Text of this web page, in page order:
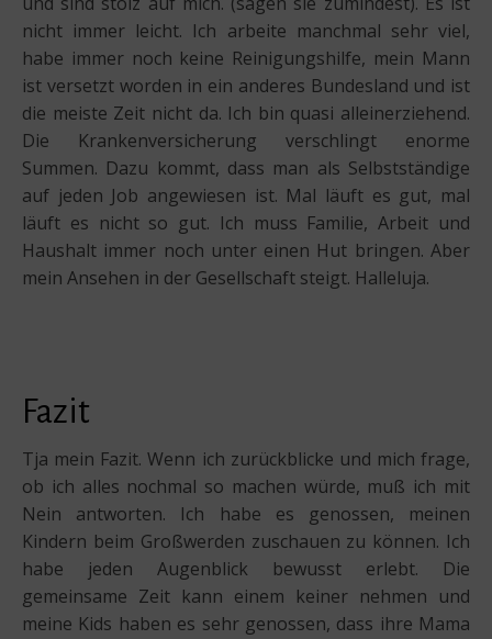
nicht immer leicht. Ich arbeite manchmal sehr viel,
habe immer noch keine Reinigungshilfe, mein Mann
ist versetzt worden in ein anderes Bundesland und ist
die meiste Zeit nicht da. Ich bin quasi alleinerziehend.
Die Krankenversicherung verschlingt enorme
Summen. Dazu kommt, dass man als Selbstständige
auf jeden Job angewiesen ist. Mal läuft es gut, mal
läuft es nicht so gut. Ich muss Familie, Arbeit und
Haushalt immer noch unter einen Hut bringen. Aber
mein Ansehen in der Gesellschaft steigt. Halleluja.
Fazit
Tja mein Fazit. Wenn ich zurückblicke und mich frage,
ob ich alles nochmal so machen würde, muß ich mit
Nein antworten. Ich habe es genossen, meinen
Kindern beim Großwerden zuschauen zu können. Ich
habe jeden Augenblick bewusst erlebt. Die
gemeinsame Zeit kann einem keiner nehmen und
meine Kids haben es sehr genossen, dass ihre Mama